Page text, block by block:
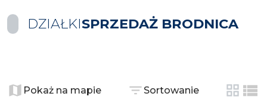
DZIAŁKISPRZEDAŻ BRODNICA
−
Pokaż na mapie Sortowanie
tabela